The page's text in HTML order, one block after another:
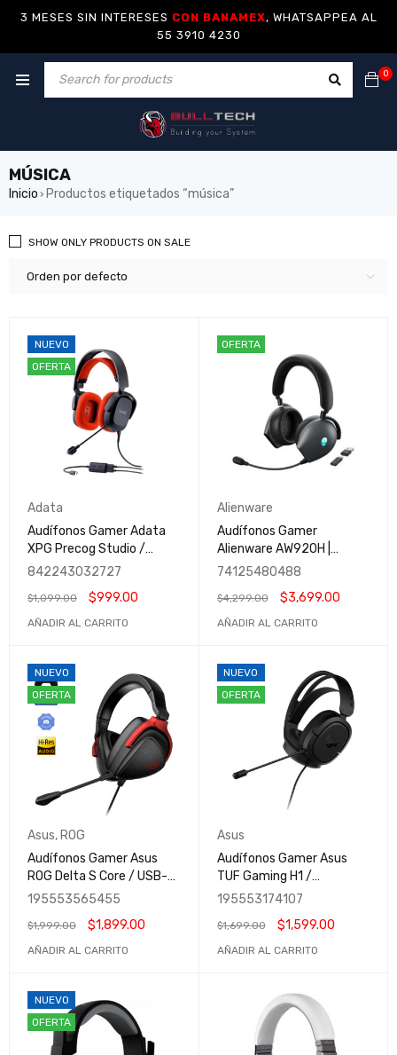
3 MESES SIN INTERESES CON BANAMEX, WHATSAPPEA AL
55 3910 4230
0
MÚSICA
Inicio › Productos etiquetados “música”
Orden por defecto
SHOW ONLY PRODUCTS ON SALE
NUEVO
OFERTA
Adata
Audífonos Gamer Adata
XPG Precog Studio /
Micrófono / Alámbricos /
BK/RDCWW
842243032727
$1,099.00 $999.00
AÑADIR AL CARRITO
OFERTA
Alienware
Audífonos Gamer
Alienware AW920H |
Inalámbricos | Bluetooth |
74125480488
$4,299.00 $3,699.00
AÑADIR AL CARRITO
NUEVO
OFERTA
Asus, ROG
Audífonos Gamer Asus
ROG Delta S Core / USB-C
/ Iluminación RGB Circular
Nintendo Switch y
Playstation / ROG DELTA S
195553565455
$1,999.00 $1,899.00
AÑADIR AL CARRITO
NUEVO
OFERTA
Asus
Audífonos Gamer Asus
TUF Gaming H1 /
Micrófono Certificado por
Compatible con PC,
Switch, PS4, PS5, Xbox
195553174107
$1,699.00 $1,599.00
AÑADIR AL CARRITO
NUEVO
OFERTA